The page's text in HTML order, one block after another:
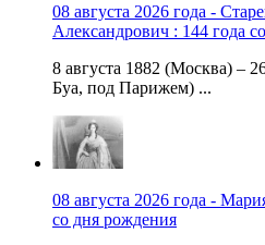
08 августа 2026 года -
Александрович : 144 года
8 августа 1882 (Москва) –
Буа, под Парижем) ...
08 августа 2026 года -
со дня рождения